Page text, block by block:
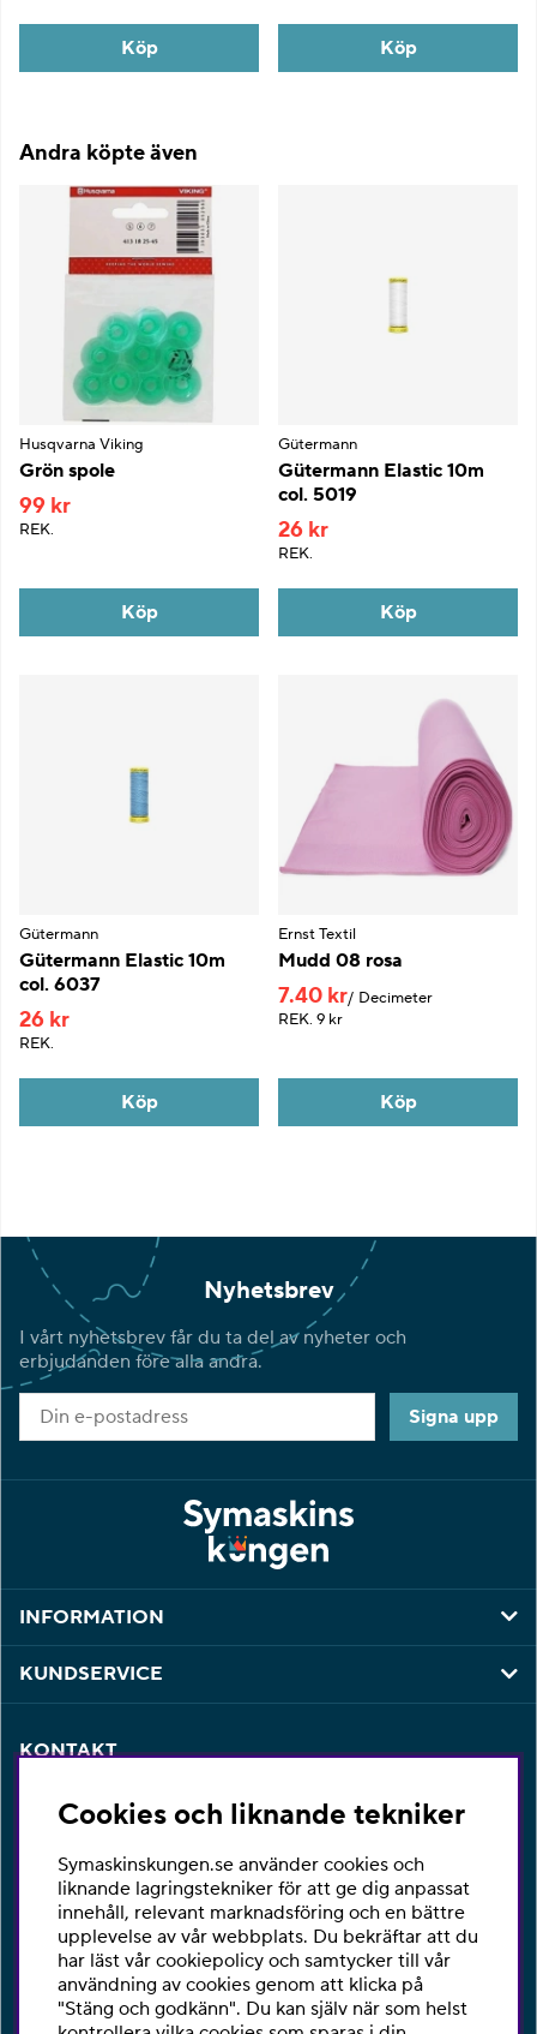
Köp Köp
Andra köpte även
Husqvarna Viking
Grön spole
99 kr
REK.
Köp
Gütermann
Gütermann Elastic 10m
col. 5019
26 kr
REK.
Köp
Gütermann
Gütermann Elastic 10m
col. 6037
26 kr
REK.
Köp
Ernst Textil
Mudd 08 rosa
7.40 kr
Decimeter
REK. 9 kr
Köp
Nyhetsbrev
I vårt nyhetsbrev får du ta del av nyheter och
erbjudanden före alla andra.
Signa upp
INFORMATION
KUNDSERVICE
KONTAKT
beställning så är du varmt välkommen att kontakta vår
Telefon:010-2518270
E-post:kontakta@symaskinskungen.se
Ångra köp
Cookies och liknande tekniker
Symaskinskungen.se använder cookies och
liknande lagringstekniker för att ge dig anpassat
innehåll, relevant marknadsföring och en bättre
upplevelse av vår webbplats. Du bekräftar att du
har läst vår cookiepolicy och samtycker till vår
användning av cookies genom att klicka på
"Stäng och godkänn". Du kan själv när som helst